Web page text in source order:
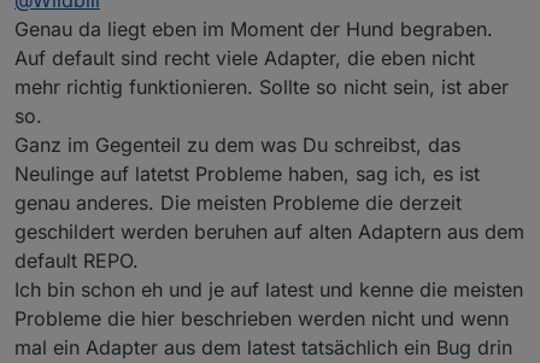
Bei latest, was ich aber nie verwendet habe, steht bei
mir schon immer das:
http://download.iobroker.net/sources-dist-latest.json
einmal zweitrangig. Wichtig ist, dass es problemlos
läuft, und das tut es. Parallel hier im Forum mitlesen
und schauen, was sich so tut. Und wenn mal eine
Version kommt, die etwas hat was ich unbedingt will,
einfach neue Version von Github (über die Katze)
holen und gut. Hatte nie Probleme und wüsste nicht,
warum ich es ändern sollte.
Es ist im IT-Bereich nicht immer ratsam die aktuellsten
Versionen haben zu wollen. Oft ist es sinnvoller nach
dem Motto "never change a running system". Wobei
mag, aber
Mein iobroker ist von außen nicht erreichbar, also
vermutlich erst einmal safe
Ich gehe davon aus, dass es lebenswichtige neue
Versionen auch recht schnell ins stable repo
Ich bekomme im stable immer wieder mal neue
Versionen angezeigt, schaue aber dann jedes Mal, was
sich ändert und ob es im Github evtl. eine noch neuere
Kann ich nur jedem für sein produktives System so
empfehlen!
Gruss, Jürgen
Genau da liegt eben im Moment der Hund begraben.
Auf default sind recht viele Adapter, die eben nicht
mehr richtig funktionieren. Sollte so nicht sein, ist aber
so.
Ganz im Gegenteil zu dem was Du schreibst, das
Neulinge auf latetst Probleme haben, sag ich, es ist
genau anderes. Die meisten Probleme die derzeit
geschildert werden beruhen auf alten Adaptern aus dem
default REPO.
Ich bin schon eh und je auf latest und kenne die meisten
Probleme die hier beschrieben werden nicht und wenn
mal ein Adapter aus dem latest tatsächlich ein Bug drin